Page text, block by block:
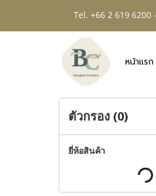
Tel. +66 2 619 6200
หน้าแรก
ตัวกรอง (0)
ยี่ห้อสินค้า